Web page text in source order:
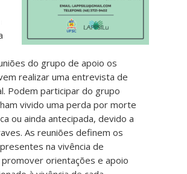
do grupo de apoio os
realizar uma entrevista de
Podem participar do grupo
vivido uma perda por morte
ou ainda antecipada, devido a
As reuniões definem os
na vivência de
orientações e apoio